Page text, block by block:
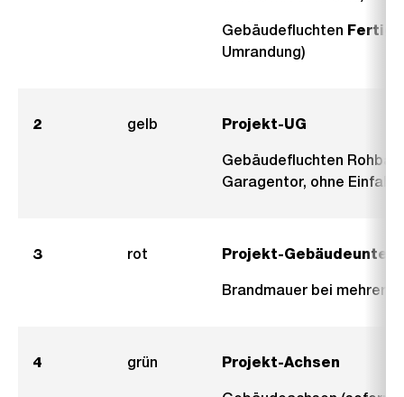
Gebäudefluchten
Umrandung)
2 gelb Projekt-UG
Gebäudefluchten
Garagentor, ohne
3 rot Projekt-
Brandmauer bei
4 grün Projekt-Achsen